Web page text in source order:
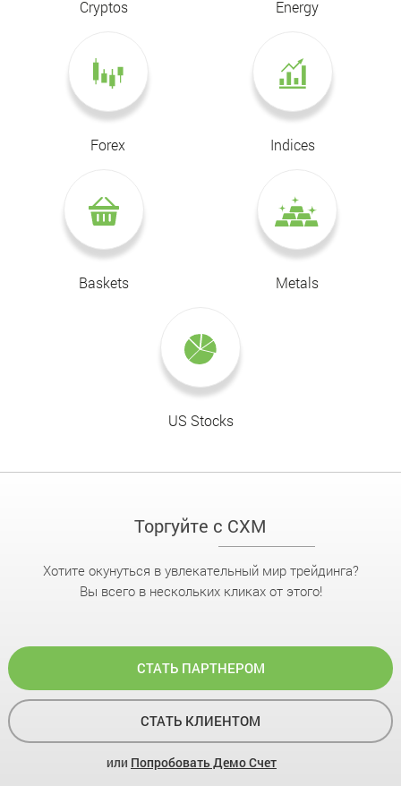
Cryptos Energy
Forex Indices
Baskets Metals
US Stocks
Торгуйте с CXM
Хотите окунуться в увлекательный мир трейдинга?
Вы всего в нескольких кликах от этого!
СТАТЬ ПАРТНЕРОМ
СТАТЬ КЛИЕНТОМ
или Попробовать Демо Счет